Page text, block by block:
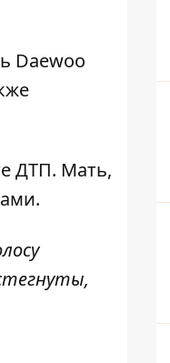
Daewoo
ДТП. Мать,